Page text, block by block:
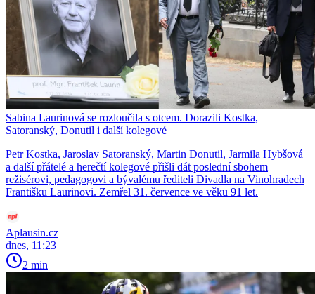
Sabina Laurinová se rozloučila s otcem. Dorazili Kostka,
Satoranský, Donutil i další kolegové
Petr Kostka, Jaroslav Satoranský, Martin Donutil, Jarmila Hybšová
a další přátelé a herečtí kolegové přišli dát poslední sbohem
režisérovi, pedagogovi a bývalému řediteli Divadla na Vinohradech
Františku Laurinovi. Zemřel 31. července ve věku 91 let.
Aplausin.cz
dnes, 11:23
2 min